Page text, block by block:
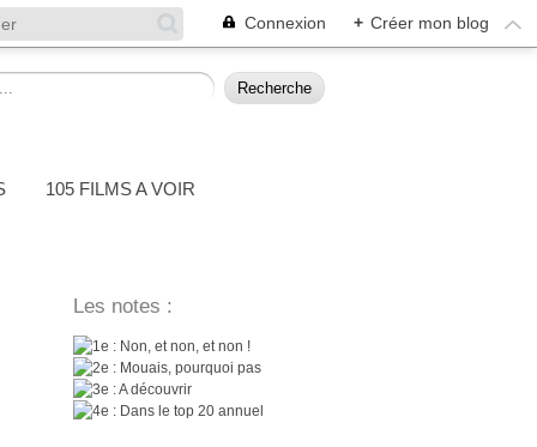
Connexion + Créer mon blog
105 FILMS A VOIR
Les notes :
: Non, et non, et non !
: Mouais, pourquoi pas
: A découvrir
: Dans le top 20 annuel